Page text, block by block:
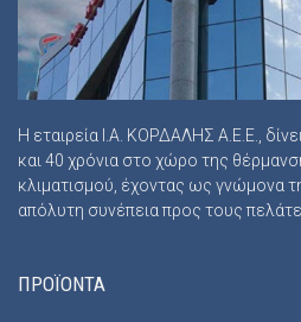
Η εταιρεία Ι.Α. ΚΟΡΔΑΛΗΣ Α.Ε.Ε.,
και 40 χρόνια στο χώρο της
κλιματισμού, έχοντας ως γνώμονα
απόλυτη συνέπεια προς τους
ΠΡΟΪΟΝΤΑ